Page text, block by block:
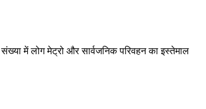
में लोग मेट्रो और सार्वजनिक परिवहन का इस्तेमाल